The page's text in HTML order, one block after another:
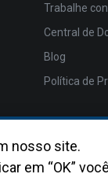
Trabalhe
Central de
Blog
Política de
nosso site.
em “OK”